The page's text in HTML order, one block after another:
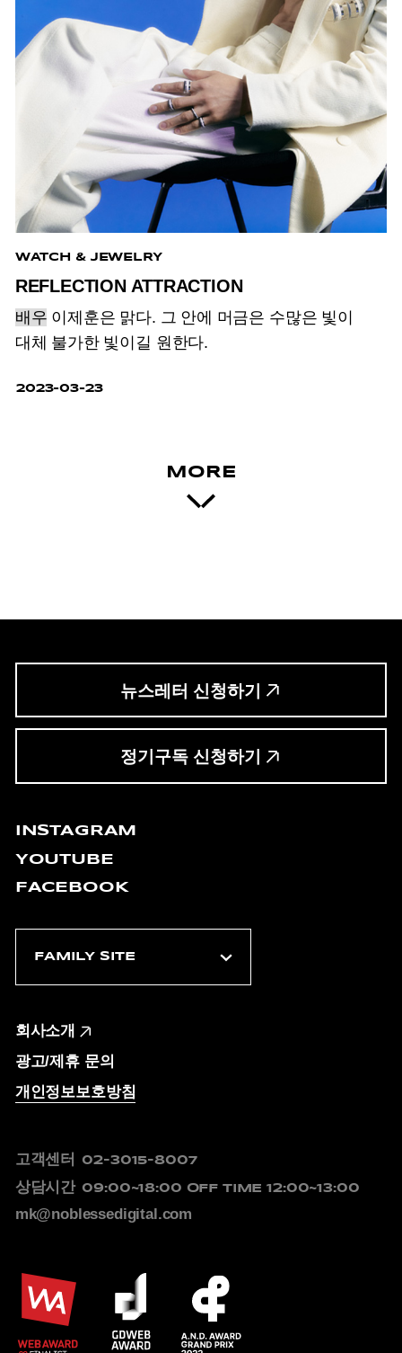
WATCH & JEWELRY
REFLECTION ATTRACTION
배우 이제훈은 맑다. 그 안에 머금은 수많은 빛이
대체 불가한 빛이길 원한다.
2023-03-23
MORE
뉴스레터 신청하기
정기구독 신청하기
INSTAGRAM
YOUTUBE
FACEBOOK
회사소개
광고/제휴 문의
개인정보보호방침
고객센터 02-3015-8007
상담시간 09:00~18:00 OFF TIME 12:00~13:00
mk@noblessedigital.com